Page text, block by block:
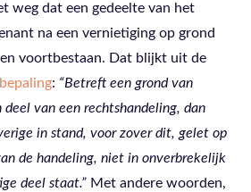
weg dat een gedeelte van het
na een vernietiging op grond
voortbestaan. Dat blijkt uit de
: “Betreft een grond van
van een rechtshandeling, dan
in stand, voor zover dit, gelet op
de handeling, niet in onverbrekelijk
deel staat.” Met andere woorden,